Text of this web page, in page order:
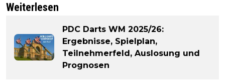
Weiterlesen
PDC Darts WM 2025/26:
Ergebnisse, Spielplan,
Teilnehmerfeld, Auslosung und
Prognosen